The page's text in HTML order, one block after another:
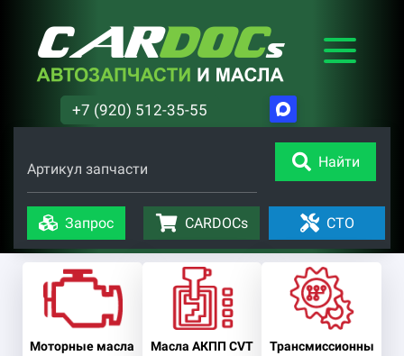
+7 (920) 512-35-55
Артикул запчасти Найти
Запрос CARDOCs СТО
Моторные масла
Масла АКПП CVT
Трансмиссионны